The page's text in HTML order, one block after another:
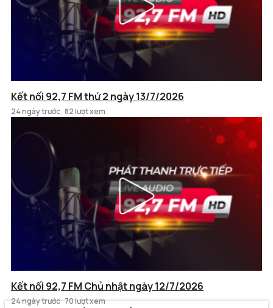
Kết nối 92,7 FM thứ 2 ngày 13/7/2026
24 ngày trước 82 lượt xem
Kết nối 92,7 FM Chủ nhật ngày 12/7/2026
24 ngày trước 70 lượt xem